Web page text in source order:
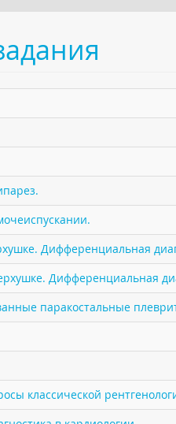
Дифференциальная
Дифференциальная
паракостальные
классической